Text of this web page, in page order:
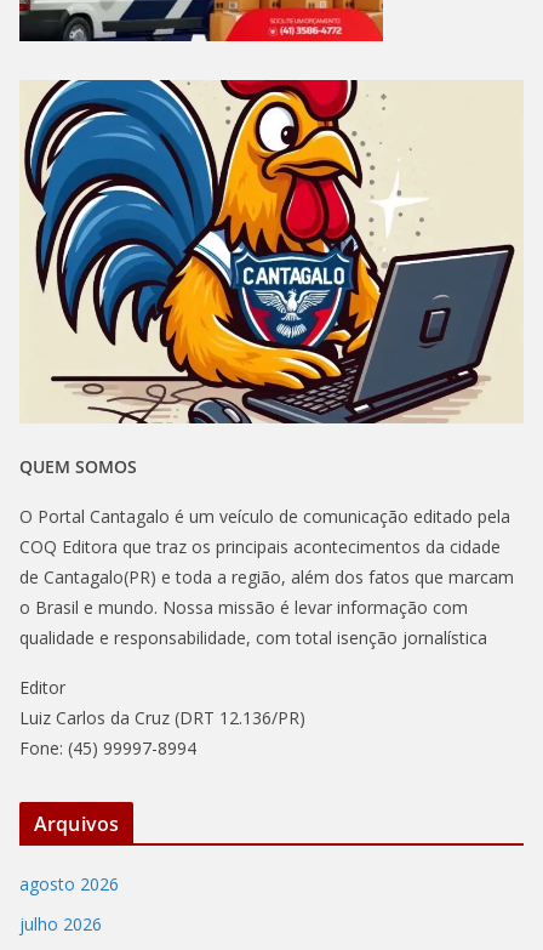
QUEM SOMOS
O Portal Cantagalo é um veículo de comunicação editado pela
COQ Editora que traz os principais acontecimentos da cidade
de Cantagalo(PR) e toda a região, além dos fatos que marcam
o Brasil e mundo. Nossa missão é levar informação com
qualidade e responsabilidade, com total isenção jornalística
Editor
Luiz Carlos da Cruz (DRT 12.136/PR)
Fone: (45) 99997-8994
Arquivos
agosto 2026
julho 2026